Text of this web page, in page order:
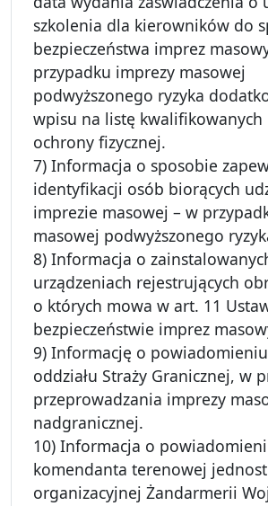
szkolenia dla kierowników do
bezpieczeństwa imprez
przypadku imprezy masowej
podwyższonego ryzyka
wpisu na listę
ochrony fizycznej.
7) Informacja o sposobie
identyfikacji osób biorących
imprezie masowej – w
masowej podwyższonego
8) Informacja o
urządzeniach rejestrujących
o których mowa w art. 11
bezpieczeństwie imprez
9) Informację o
oddziału Straży Granicznej, w
przeprowadzania imprezy
nadgranicznej.
10) Informacja o
komendanta terenowej
organizacyjnej Żandarmerii